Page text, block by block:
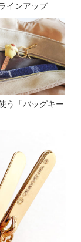
インアップ
う「バッグキー